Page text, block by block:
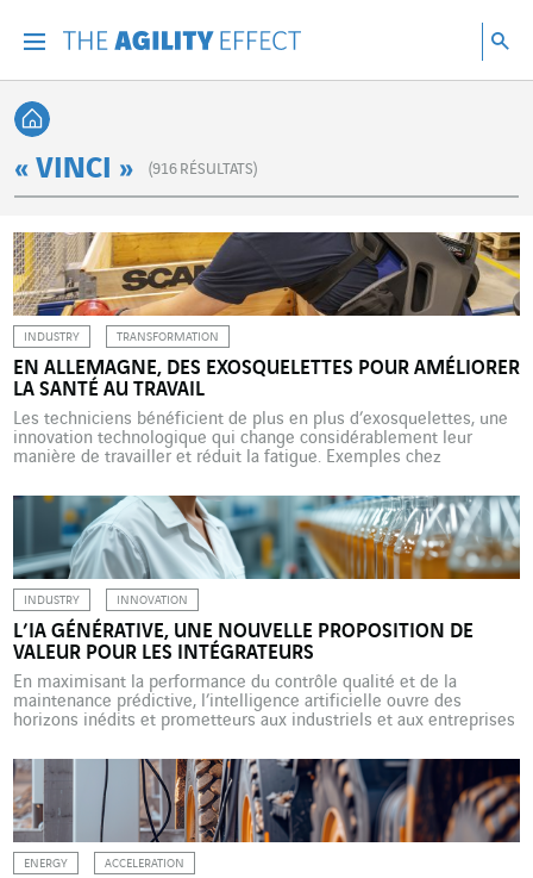
Retour à l'accueil
« VINCI » (916 RÉSULTATS)
INDUSTRY TRANSFORMATION
EN ALLEMAGNE, DES EXOSQUELETTES POUR AMÉLIORER
LA SANTÉ AU TRAVAIL
Les techniciens bénéficient de plus en plus d’exosquelettes, une
innovation technologique qui change considérablement leur
manière de travailler et réduit la fatigue. Exemples chez
Actemium Allemagne, on appelle cela le « Spinnerei Day ».
Organisée chaque année par la division Industrial Solutions Mitte-
Ost (ISMO), cette journée a vocation à […]
INDUSTRY INNOVATION
L’IA GÉNÉRATIVE, UNE NOUVELLE PROPOSITION DE
VALEUR POUR LES INTÉGRATEURS
En maximisant la performance du contrôle qualité et de la
maintenance prédictive, l’intelligence artificielle ouvre des
horizons inédits et prometteurs aux industriels et aux entreprises
seront-ils demain les assistants incontournables des chaînes de
fabrication industrielles ? Pour McKinsey, les opérations de
production constituent l’un des quatre terrains principaux […]
ENERGY ACCELERATION